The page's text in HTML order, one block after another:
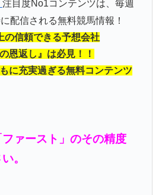
注目度No1コンテンツは、毎週
配信される無料競馬情報！
信頼できる予想会社
恩返し』は必見！！
に充実過ぎる無料コンテンツ
ァースト」のその精度
。